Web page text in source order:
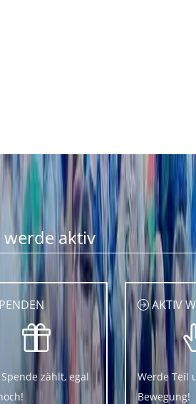
aktiv
Spende zählt, egal
AKTIV
Werde Teil
Bewegung!